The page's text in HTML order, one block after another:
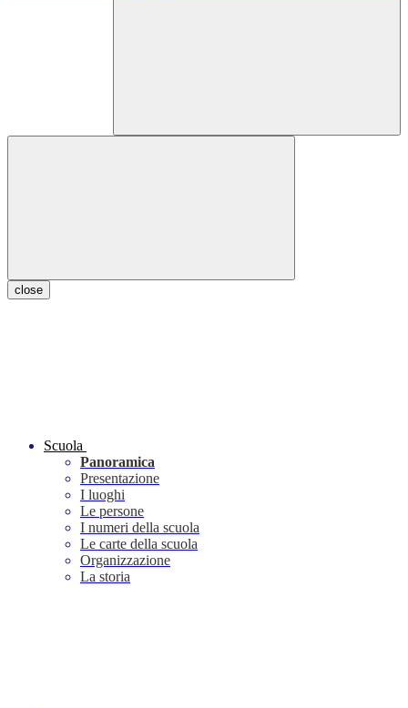
close
Scuola
Panoramica
Presentazione
I luoghi
Le persone
I numeri della scuola
Le carte della scuola
Organizzazione
La storia